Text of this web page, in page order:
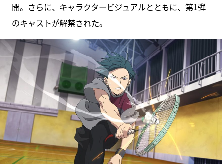
開。さらに、キャラクタービジュアルとともに、第1弾
のキャストが解禁された。